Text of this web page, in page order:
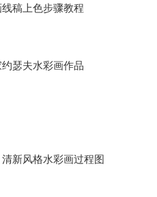
稿上色步骤教程
瑟夫水彩画作品
新风格水彩画过程图